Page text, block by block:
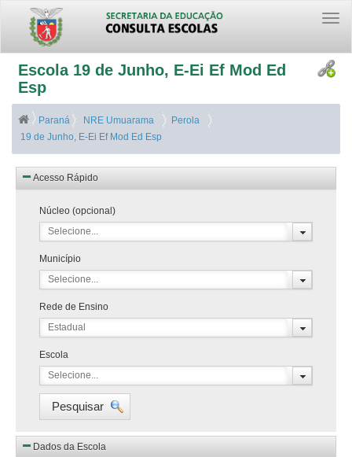
Escola 19 de Junho, E-Ei Ef Mod Ed
Esp
Paraná NRE Umuarama
Perola
19 de Junho, E-Ei Ef Mod Ed Esp
Acesso Rápido
Núcleo (opcional)
Selecione...
Município
Selecione...
Rede de Ensino
Estadual
Escola
Selecione...
Pesquisar
Dados da Escola